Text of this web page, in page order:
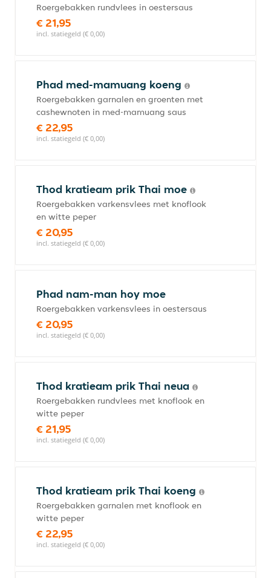
Roergebakken rundvlees in oestersaus
€ 21,95
incl. statiegeld (€ 0,00)
Phad med-mamuang koeng
Roergebakken garnalen en groenten met
cashewnoten in med-mamuang saus
€ 22,95
incl. statiegeld (€ 0,00)
Thod kratieam prik Thai moe
Roergebakken varkensvlees met knoflook
en witte peper
€ 20,95
incl. statiegeld (€ 0,00)
Phad nam-man hoy moe
Roergebakken varkensvlees in oestersaus
€ 20,95
incl. statiegeld (€ 0,00)
Thod kratieam prik Thai neua
Roergebakken rundvlees met knoflook en
witte peper
€ 21,95
incl. statiegeld (€ 0,00)
Thod kratieam prik Thai koeng
Roergebakken garnalen met knoflook en
witte peper
€ 22,95
incl. statiegeld (€ 0,00)